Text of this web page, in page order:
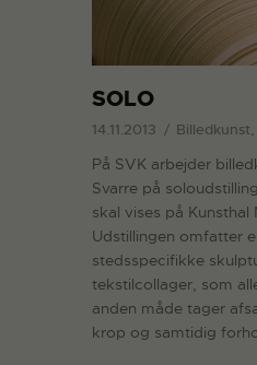
SOLO
14.11.2013
På SVK arbejder
Svarre på
skal vises på Kunsthal
Udstillingen omfatter
stedsspecifikke
tekstilcollager, som
anden måde tager
krop og samtidig